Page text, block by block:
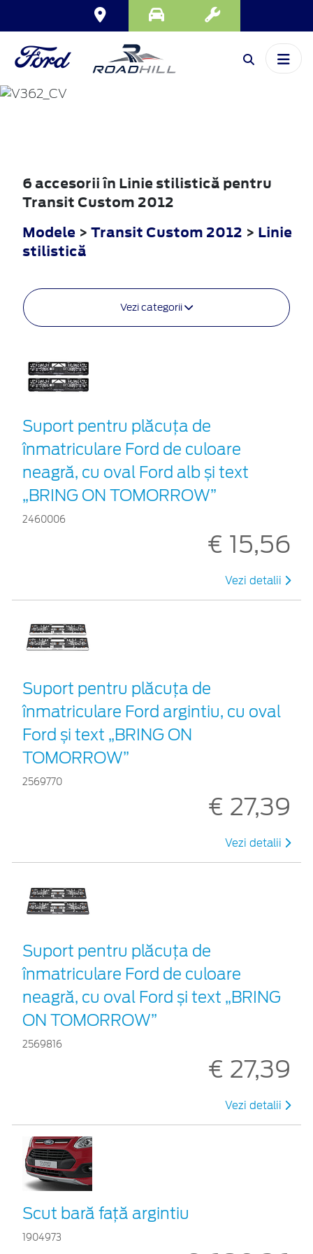
TRANSIT
CUSTOM
6 accesorii în Linie stilistică pentru
Transit Custom 2012
Modele > Transit Custom 2012 > Linie
stilistică
Vezi categorii
Suport pentru plăcuța de
înmatriculare Ford de culoare
neagră, cu oval Ford alb și text
„BRING ON TOMORROW”
2460006
€ 15,56
Vezi detalii
Suport pentru plăcuța de
înmatriculare Ford argintiu, cu oval
Ford și text „BRING ON
TOMORROW”
2569770
€ 27,39
Vezi detalii
Suport pentru plăcuța de
înmatriculare Ford de culoare
neagră, cu oval Ford și text „BRING
ON TOMORROW”
2569816
€ 27,39
Vezi detalii
Scut bară faţă argintiu
1904973